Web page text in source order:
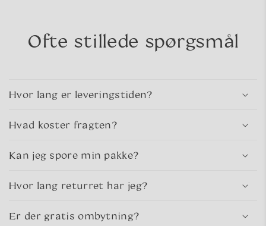
Ofte stillede spørgsmål
Hvor lang er leveringstiden?
Hvad koster fragten?
Kan jeg spore min pakke?
Hvor lang returret har jeg?
Er der gratis ombytning?